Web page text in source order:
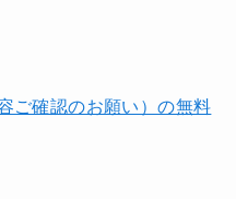
ご確認のお願い）の無料